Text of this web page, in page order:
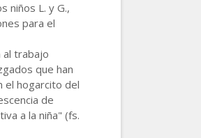
niños L. y G.,
para el
al trabajo
que han
el hogarcito del
de
a la niña" (fs.